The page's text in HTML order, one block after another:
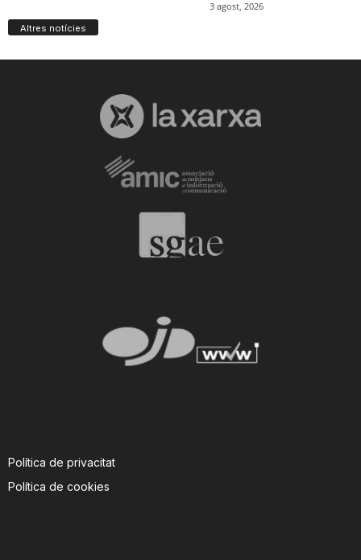
Altres notícies
Política de privacitat
Política de cookies